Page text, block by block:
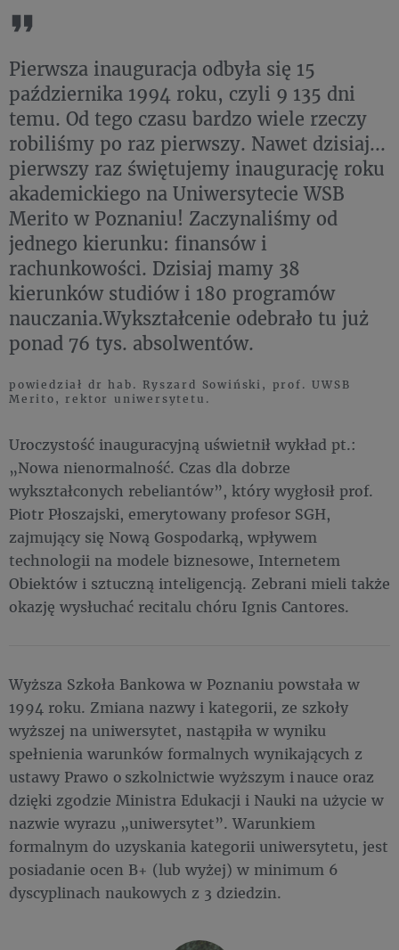
Pierwsza inauguracja odbyła się 15
października 1994 roku, czyli 9 135 dni
temu. Od tego czasu bardzo wiele rzeczy
robiliśmy po raz pierwszy. Nawet dzisiaj...
pierwszy raz świętujemy inaugurację roku
akademickiego na Uniwersytecie WSB
Merito w Poznaniu! Zaczynaliśmy od
jednego kierunku: finansów i
rachunkowości. Dzisiaj mamy 38
kierunków studiów i 180 programów
nauczania.Wykształcenie odebrało tu już
ponad 76 tys. absolwentów.
powiedział dr hab. Ryszard Sowiński, prof. UWSB
Merito, rektor uniwersytetu.
Uroczystość inauguracyjną uświetnił wykład pt.:
„Nowa nienormalność. Czas dla dobrze
wykształconych rebeliantów”, który wygłosił prof.
Piotr Płoszajski, emerytowany profesor SGH,
zajmujący się Nową Gospodarką, wpływem
technologii na modele biznesowe, Internetem
Obiektów i sztuczną inteligencją. Zebrani mieli także
okazję wysłuchać recitalu chóru Ignis Cantores.
Wyższa Szkoła Bankowa w Poznaniu powstała w
1994 roku. Zmiana nazwy i kategorii, ze szkoły
wyższej na uniwersytet, nastąpiła w wyniku
spełnienia warunków formalnych wynikających z
ustawy Prawo o szkolnictwie wyższym i nauce oraz
dzięki zgodzie Ministra Edukacji i Nauki na użycie w
nazwie wyrazu „uniwersytet”. Warunkiem
formalnym do uzyskania kategorii uniwersytetu, jest
posiadanie ocen B+ (lub wyżej) w minimum 6
dyscyplinach naukowych z 3 dziedzin.